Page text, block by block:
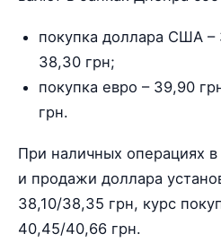
покупка доллара США –
38,30 грн;
покупка евро – 39,90
грн.
При наличных операциях
и продажи доллара
38,10/38,35 грн, курс
40,45/40,66 грн.